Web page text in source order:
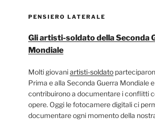
PENSIERO LATERALE
Gli artisti-soldato della Seconda
Mondiale
Molti giovaniartisti-soldato
Prima e alla Seconda Guerra Mondiale e
contribuirono a documentare i conflitti
opere. Oggi le fotocamere digitali ci
documentare ogni momento della